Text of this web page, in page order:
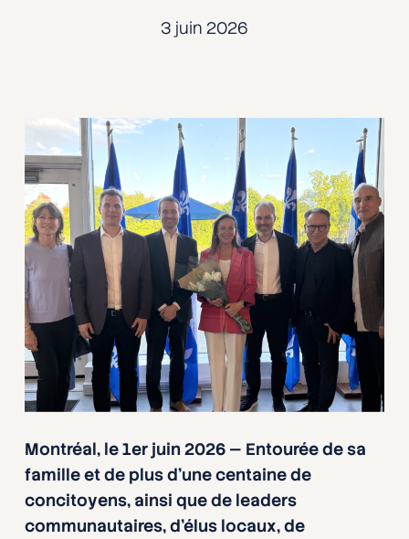
3 juin 2026
Montréal, le 1er juin 2026 — Entourée de sa
famille et de plus d’une centaine de
concitoyens, ainsi que de leaders
communautaires, d’élus locaux, de